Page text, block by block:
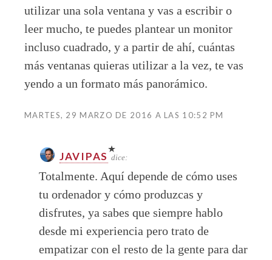
utilizar una sola ventana y vas a escribir o
leer mucho, te puedes plantear un monitor
incluso cuadrado, y a partir de ahí, cuántas
más ventanas quieras utilizar a la vez, te vas
yendo a un formato más panorámico.
MARTES, 29 MARZO DE 2016 A LAS 10:52 PM
JAVIPAS dice:
Totalmente. Aquí depende de cómo uses
tu ordenador y cómo produzcas y
disfrutes, ya sabes que siempre hablo
desde mi experiencia pero trato de
empatizar con el resto de la gente para dar